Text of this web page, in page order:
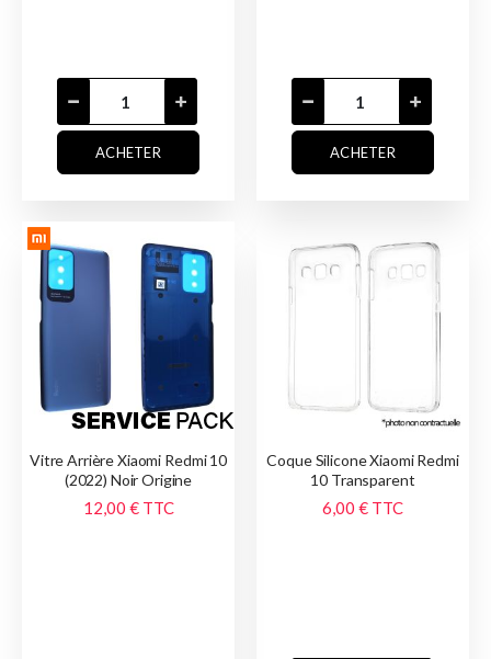
ACHETER ACHETER
Vitre Arrière Xiaomi Redmi 10
(2022) Noir Origine
12,00 € TTC
Coque Silicone Xiaomi Redmi
10 Transparent
6,00 € TTC